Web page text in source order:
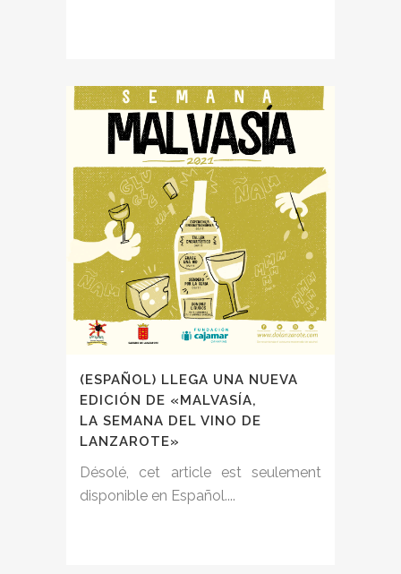
(ESPAÑOL) LLEGA UNA NUEVA
EDICIÓN DE «MALVASÍA,
LA SEMANA DEL VINO DE
LANZAROTE»
Désolé, cet article est seulement
disponible en Español....